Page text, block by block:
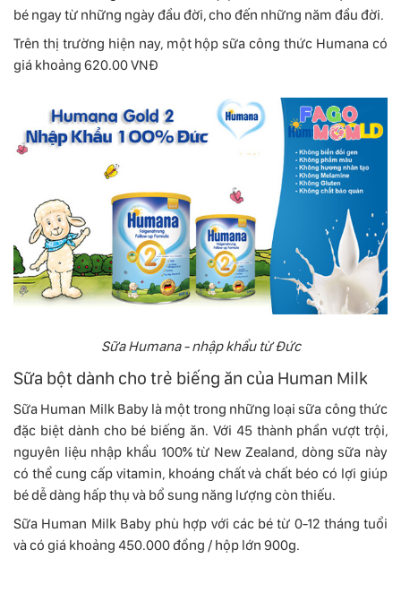
bé ngay từ những ngày đầu đời, cho đến những năm đầu đời.
Trên thị trường hiện nay, một hộp sữa công thức Humana có
giá khoảng 620.00 VNĐ
Sữa Humana - nhập khẩu từ Đức
Sữa bột dành cho trẻ biếng ăn của Human Milk
Sữa Human Milk Baby là một trong những loại sữa công thức
đặc biệt dành cho bé biếng ăn. Với 45 thành phần vượt trội,
nguyên liệu nhập khẩu 100% từ New Zealand, dòng sữa này
có thể cung cấp vitamin, khoáng chất và chất béo có lợi giúp
bé dễ dàng hấp thụ và bổ sung năng lượng còn thiếu.
Sữa Human Milk Baby phù hợp với các bé từ 0-12 tháng tuổi
và có giá khoảng 450.000 đồng / hộp lớn 900g.